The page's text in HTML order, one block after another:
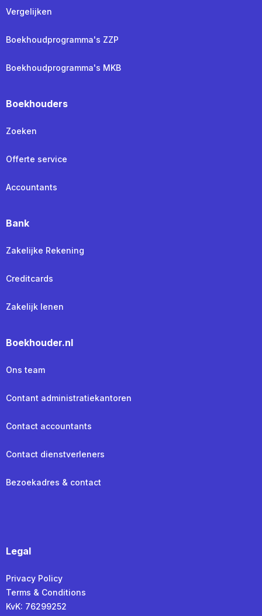
Vergelijken
Boekhoudprogramma's ZZP
Boekhoudprogramma's MKB
Boekhouders
Zoeken
Offerte service
Accountants
Bank
Zakelijke Rekening
Creditcards
Zakelijk lenen
Boekhouder.nl
Ons team
Contant administratiekantoren
Contact accountants
Contact dienstverleners
Bezoekadres & contact
Legal
Privacy Policy
Terms & Conditions
KvK: 76299252